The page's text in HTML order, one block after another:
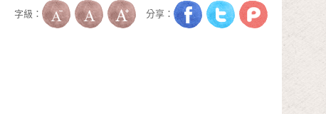
字級： 分享：